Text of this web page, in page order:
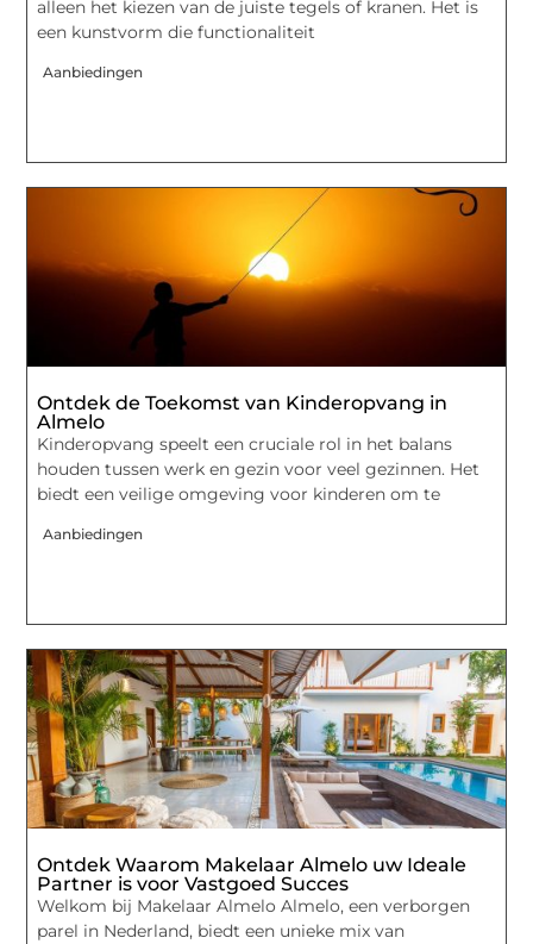
alleen het kiezen van de juiste tegels of kranen. Het is
een kunstvorm die functionaliteit
Aanbiedingen
Ontdek de Toekomst van Kinderopvang in
Almelo
Kinderopvang speelt een cruciale rol in het balans
houden tussen werk en gezin voor veel gezinnen. Het
biedt een veilige omgeving voor kinderen om te
Aanbiedingen
Ontdek Waarom Makelaar Almelo uw Ideale
Partner is voor Vastgoed Succes
Welkom bij Makelaar Almelo Almelo, een verborgen
parel in Nederland, biedt een unieke mix van